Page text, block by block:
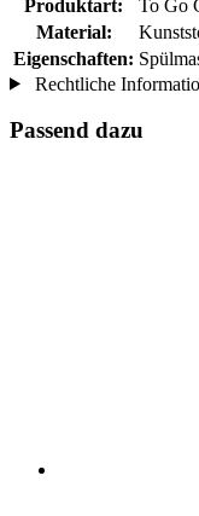
Produktart:
To Go
Material:
Eigenschaften:
Rechtliche
Passend dazu